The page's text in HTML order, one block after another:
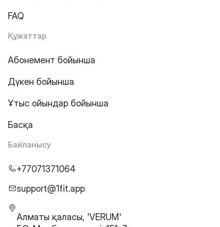
FAQ
Құжаттар
Абонемент бойынша
Дүкен бойынша
Ұтыс ойындар бойынша
Басқа
Байланысу
+77071371064
support@1fit.app
Алматы қаласы, 'VERUM'